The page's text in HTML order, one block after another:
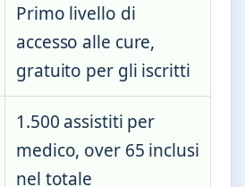
Primo livello di
accesso alle cure,
gratuito per gli iscritti
1.500 assistiti per
medico, over 65 inclusi
nel totale